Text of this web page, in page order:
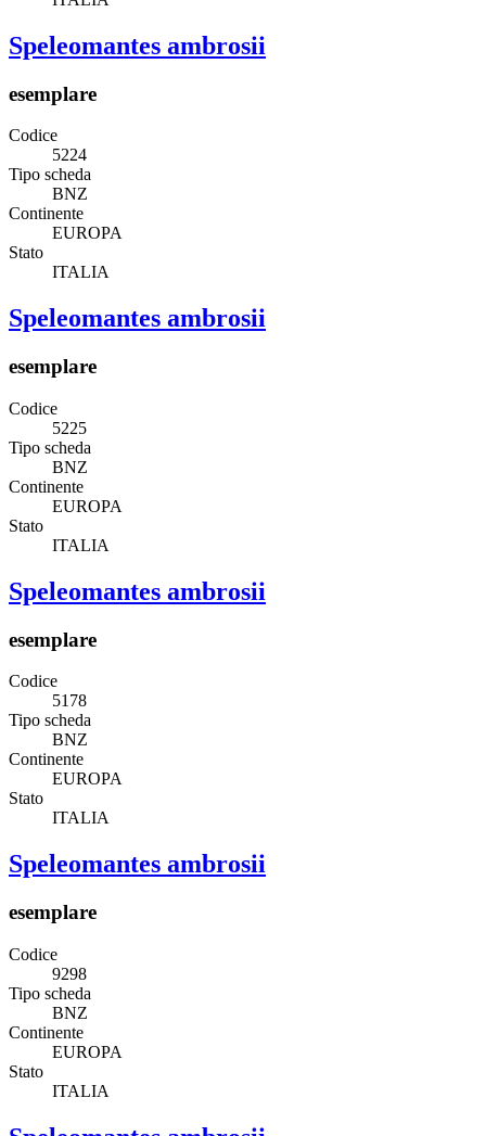
Speleomantes ambrosii
esemplare
Codice
5224
Tipo scheda
BNZ
Continente
EUROPA
Stato
ITALIA
Speleomantes ambrosii
esemplare
Codice
5225
Tipo scheda
BNZ
Continente
EUROPA
Stato
ITALIA
Speleomantes ambrosii
esemplare
Codice
5178
Tipo scheda
BNZ
Continente
EUROPA
Stato
ITALIA
Speleomantes ambrosii
esemplare
Codice
9298
Tipo scheda
BNZ
Continente
EUROPA
Stato
ITALIA